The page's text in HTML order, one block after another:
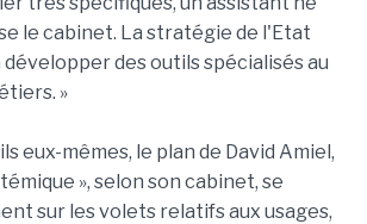
le cabinet. La stratégie de l'Etat
des outils spécialisés au
»
eux-mêmes, le plan de David Amiel,
», selon son cabinet, se
sur les volets relatifs aux usages,